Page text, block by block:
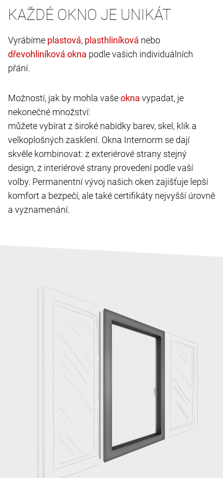
KAŽDÉ OKNO JE UNIKÁT
Vyrábíme ,
nebo
podle vašich individuálních
přání.
Možností, jak by mohla vaše
vypadat, je
nekonečné množství:
můžete vybírat z široké nabídky barev, skel, klik a
velkoplošných zasklení. Okna Internorm se dají
skvěle kombinovat: z exteriérové strany stejný
design, z interiérové strany provedení podle vaší
volby. Permanentní vývoj našich oken zajišťuje lepší
komfort a bezpečí, ale také certifikáty nejvyšší úrovně
a vyznamenání.